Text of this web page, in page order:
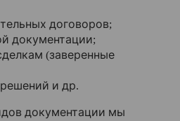
договоров;
документации;
(заверенные
и др.
документации мы